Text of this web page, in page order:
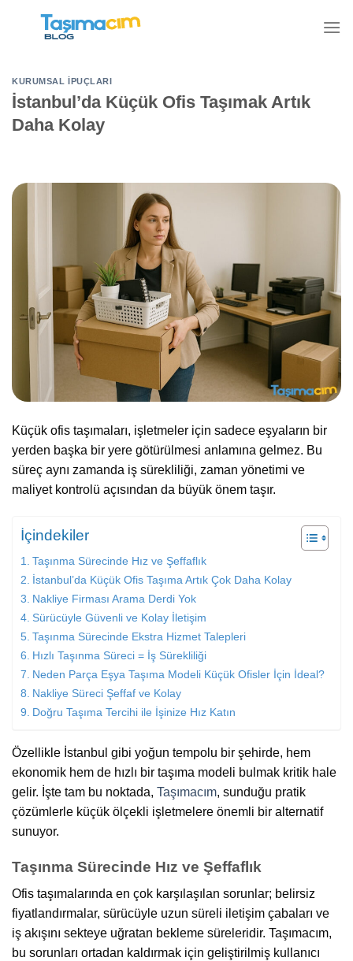
KURUMSAL İPUÇLARI
İstanbul’da Küçük Ofis Taşımak Artık
Daha Kolay
Küçük ofis taşımaları, işletmeler için sadece eşyaların bir
yerden başka bir yere götürülmesi anlamına gelmez. Bu
süreç aynı zamanda iş sürekliliği, zaman yönetimi ve
maliyet kontrolü açısından da büyük önem taşır.
İçindekiler
Taşınma Sürecinde Hız ve Şeffaflık
İstanbul’da Küçük Ofis Taşıma Artık Çok Daha Kolay
Nakliye Firması Arama Derdi Yok
Sürücüyle Güvenli ve Kolay İletişim
Taşınma Sürecinde Ekstra Hizmet Talepleri
Hızlı Taşınma Süreci = İş Sürekliliği
Neden Parça Eşya Taşıma Modeli Küçük Ofisler İçin İdeal?
Nakliye Süreci Şeffaf ve Kolay
Doğru Taşıma Tercihi ile İşinize Hız Katın
Özellikle İstanbul gibi yoğun tempolu bir şehirde, hem
ekonomik hem de hızlı bir taşıma modeli bulmak kritik hale
gelir. İşte tam bu noktada, Taşımacım, sunduğu pratik
çözümlerle küçük ölçekli işletmelere önemli bir alternatif
sunuyor.
Taşınma Sürecinde Hız ve Şeffaflık
Ofis taşımalarında en çok karşılaşılan sorunlar; belirsiz
fiyatlandırmalar, sürücüyle uzun süreli iletişim çabaları ve
iş akışını sekteye uğratan bekleme süreleridir. Taşımacım,
bu sorunları ortadan kaldırmak için geliştirilmiş kullanıcı